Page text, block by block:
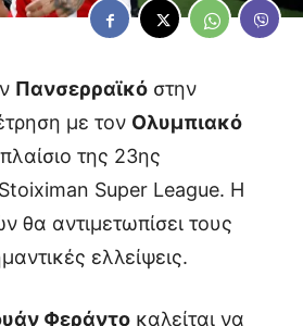
Πανσερραϊκό στην
με τον Ολυμπιακό
της 23ης
Super League. Η
θα αντιμετωπίσει τους
ελλείψεις.
Φεράντο καλείται να